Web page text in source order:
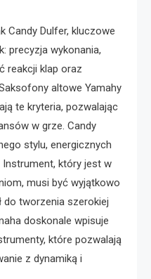
Candy Dulfer, kluczowe
precyzja wykonania,
reakcji klap oraz
altowe Yamahy
te kryteria, pozwalając
w grze. Candy
stylu, energicznych
który jest w
musi być wyjątkowo
do tworzenia szerokiej
doskonale wpisuje
które pozwalają
z dynamiką i